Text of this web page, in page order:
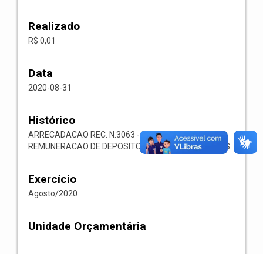
Realizado
R$ 0,01
Data
2020-08-31
Histórico
ARRECADACAO REC. N.3063 -- 1321.00.1.1.05-
REMUNERACAO DE DEPOSITOS BANCARIOS-OUTROS
Exercício
Agosto/2020
Unidade Orçamentária